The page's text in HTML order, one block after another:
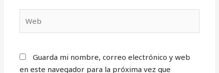
Guarda mi nombre, correo electrónico y web
en este navegador para la próxima vez que